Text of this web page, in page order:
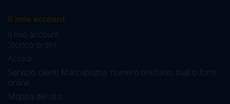
Il mio account
Il mio account
Storico ordini
Accedi
Servizio clienti Marcapiuma: numero telefono, mail o form
online
Mappa del sito